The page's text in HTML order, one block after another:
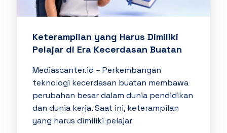
Keterampilan yang Harus Dimiliki
Pelajar di Era Kecerdasan Buatan
Mediascanter.id – Perkembangan
teknologi kecerdasan buatan membawa
perubahan besar dalam dunia pendidikan
dan dunia kerja. Saat ini, keterampilan
yang harus dimiliki pelajar